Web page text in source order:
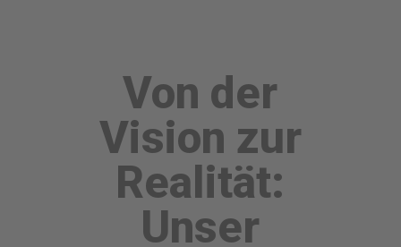
Von der
Vision zur
Realität:
Unser